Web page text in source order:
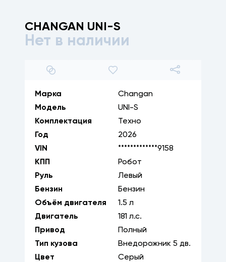
CHANGAN UNI-S
Нет в наличии
1/ 28
Марка
Changan
Модель
UNI-S
Комплектация
Техно
Год
2026
VIN
*************9158
КПП
Робот
Руль
Левый
Бензин
Бензин
Объём двигателя
1.5 л
Двигатель
181 л.с.
Привод
Полный
Тип кузова
Внедорожник 5 дв.
Цвет
Серый